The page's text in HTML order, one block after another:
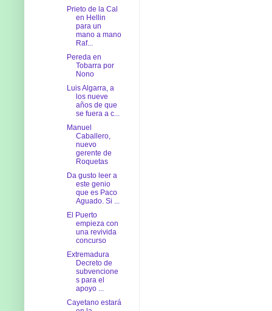
Prieto de la Cal
en Hellin
para un
mano a mano
Raf...
Pereda en
Tobarra por
Nono
Luis Algarra, a
los nueve
años de que
se fuera a c...
Manuel
Caballero,
nuevo
gerente de
Roquetas
Da gusto leer a
este genio
que es Paco
Aguado. Si ...
El Puerto
empieza con
una revivida
concurso
Extremadura
Decreto de
subvencione
s para el
apoyo ...
Cayetano estará